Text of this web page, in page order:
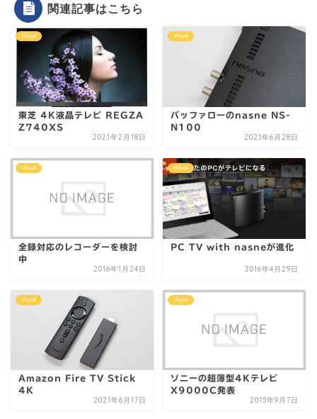
関連記事はこちら
Visual
東芝 4K液晶テレビ REGZA
Z740XS
2021年2月18日
Visual
バッファローのnasne NS-
N100
2021年6月28日
Visual
全録対応のレコーダーを検討
中
2016年1月24日
Visual
PC TV with nasneが進化
2016年4月29日
Visual
Amazon Fire TV Stick
4K
2021年6月17日
Visual
ソニーの超薄型4Kテレビ
X9000C発表
2015年9月7日